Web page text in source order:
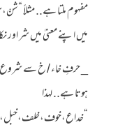
مفہوم ملتا ہے.. مثلاً
میں اپنے معنیٰ میں شر اور
_ حرفِ خاء / خ سے شروع
ہوتا ہے.. لہذا